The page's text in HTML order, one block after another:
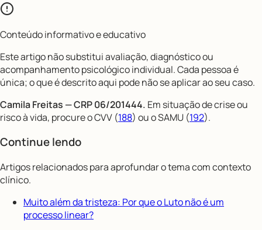
Conteúdo informativo e educativo
Este artigo não substitui avaliação, diagnóstico ou
acompanhamento psicológico individual. Cada pessoa é
única; o que é descrito aqui pode não se aplicar ao seu caso.
Camila Freitas — CRP 06/201444. Em situação de crise ou
risco à vida, procure o CVV (188) ou o SAMU (192).
Continue lendo
Artigos relacionados para aprofundar o tema com contexto
clínico.
Muito além da tristeza: Por que o Luto não é um
processo linear?